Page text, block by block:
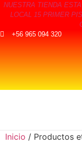
NUESTRA TIENDA
LOCAL 15 PRIMER
+56 965 094 320
Inicio / Productos